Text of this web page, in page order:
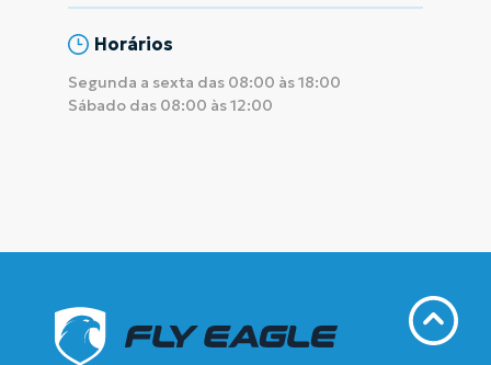
Horários
Segunda a sexta das 08:00 às 18:00
Sábado das 08:00 às 12:00